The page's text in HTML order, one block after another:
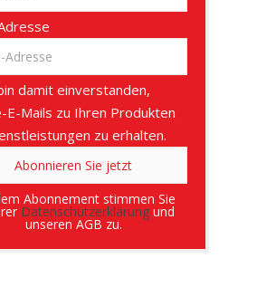
damit einverstanden,
E-Mails zu Ihren Produkten
zu erhalten.
Abonnement stimmen Sie
Datenschutzerklärungund
unseren AGB zu.